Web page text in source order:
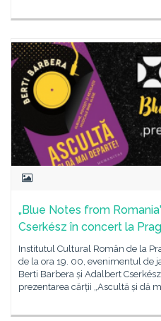
„Blue Notes from
Cserkész în concert la
Institutul Cultural Român de la
de la ora 19. 00, evenimentul de
Berti Barbera și Adalbert
prezentarea cărții „Ascultă și dă